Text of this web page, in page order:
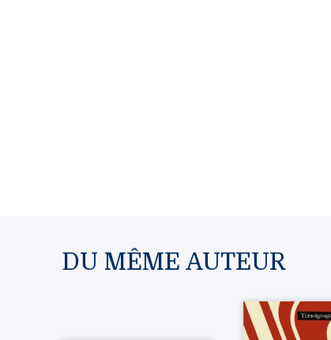
DU MÊME AUTEUR